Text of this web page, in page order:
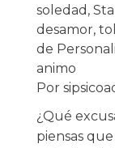
soledad ,
desamor,
de
animo
Por
¿Qué
piensas